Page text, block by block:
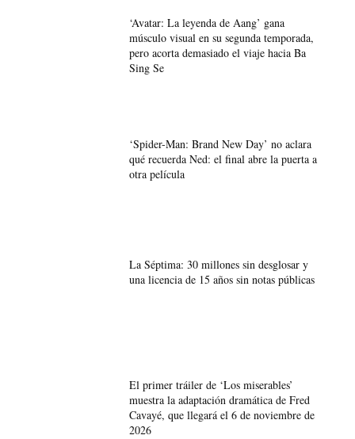
‘Avatar: La leyenda de Aang’ gana
músculo visual en su segunda temporada,
pero acorta demasiado el viaje hacia Ba
Sing Se
‘Spider-Man: Brand New Day’ no aclara
qué recuerda Ned: el final abre la puerta a
otra película
La Séptima: 30 millones sin desglosar y
una licencia de 15 años sin notas públicas
El primer tráiler de ‘Los miserables’
muestra la adaptación dramática de Fred
Cavayé, que llegará el 6 de noviembre de
2026